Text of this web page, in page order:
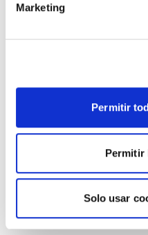
Marketing
Permitir
Permitir
Solo usar